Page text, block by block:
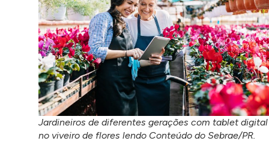
Jardineiros de diferentes gerações com tablet digital
no viveiro de flores lendo Conteúdo do Sebrae/PR.